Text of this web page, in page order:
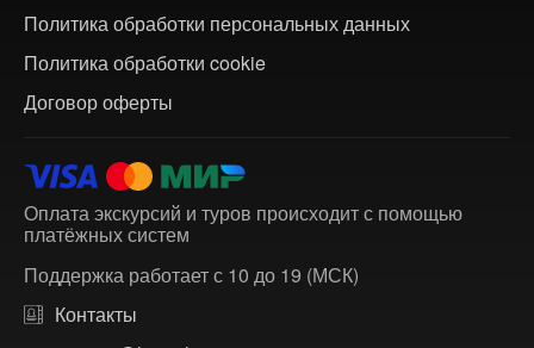
Политика обработки персональных данных
Политика обработки cookie
Договор оферты
Оплата экскурсий и туров происходит с помощью
платёжных систем
Поддержка работает с 10 до 19 (МСК)
Контакты